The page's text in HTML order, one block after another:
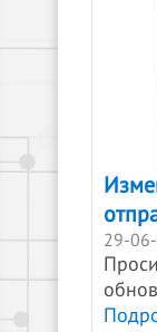
29-